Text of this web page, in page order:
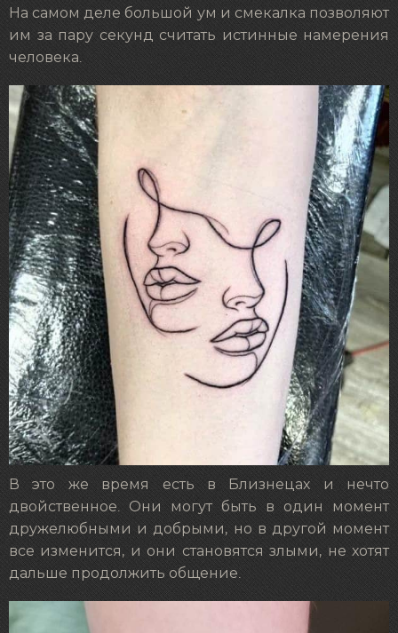
На самом деле большой ум и смекалка позволяют
им за пару секунд считать истинные намерения
человека.
В это же время есть в Близнецах и нечто
двойственное. Они могут быть в один момент
дружелюбными и добрыми, но в другой момент
все изменится, и они становятся злыми, не хотят
дальше продолжить общение.